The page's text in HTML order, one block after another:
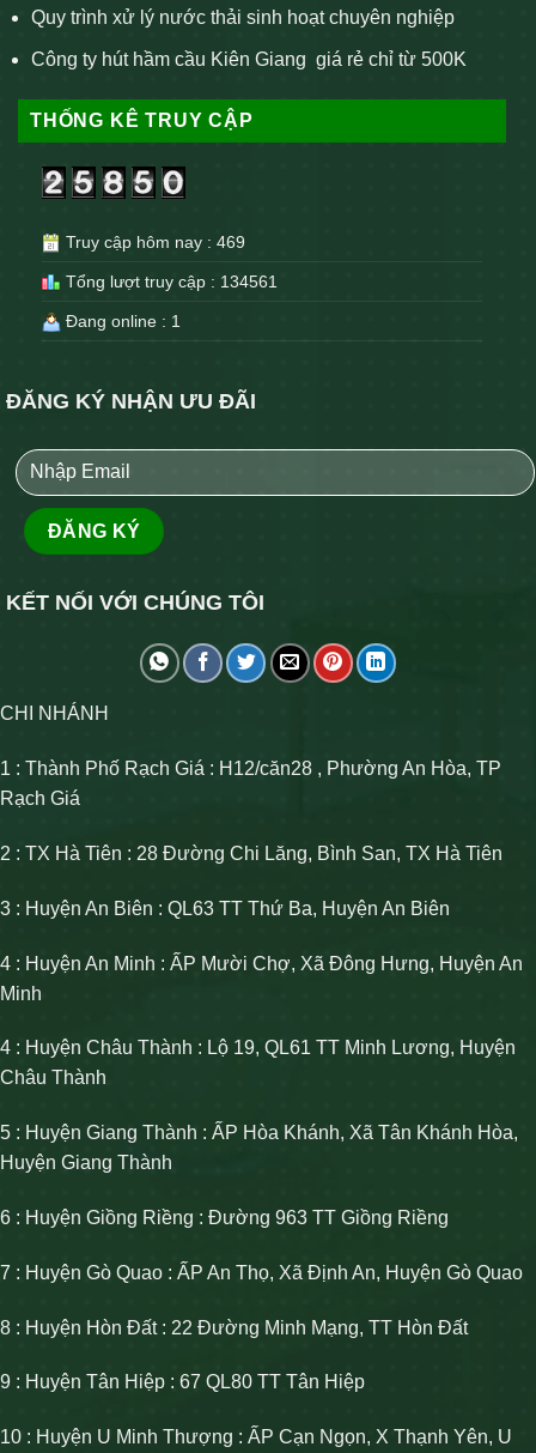
Quy trình xử lý nước thải sinh hoạt chuyên nghiệp
Công ty hút hầm cầu Kiên Giang giá rẻ chỉ từ 500K
THỐNG KÊ TRUY CẬP
Truy cập hôm nay : 469
Tổng lượt truy cập : 134561
Đang online : 1
ĐĂNG KÝ NHẬN ƯU ĐÃI
KẾT NỐI VỚI CHÚNG TÔI
CHI NHÁNH
1 : Thành Phố Rạch Giá : H12/căn28 , Phường An Hòa, TP
Rạch Giá
2 : TX Hà Tiên : 28 Đường Chi Lăng, Bình San, TX Hà Tiên
3 : Huyện An Biên : QL63 TT Thứ Ba, Huyện An Biên
4 : Huyện An Minh : ẤP Mười Chợ, Xã Đông Hưng, Huyện An
Minh
4 : Huyện Châu Thành : Lộ 19, QL61 TT Minh Lương, Huyện
Châu Thành
5 : Huyện Giang Thành : ẤP Hòa Khánh, Xã Tân Khánh Hòa,
Huyện Giang Thành
6 : Huyện Giồng Riềng : Đường 963 TT Giồng Riềng
7 : Huyện Gò Quao : ẤP An Thọ, Xã Định An, Huyện Gò Quao
8 : Huyện Hòn Đất : 22 Đường Minh Mạng, TT Hòn Đất
9 : Huyện Tân Hiệp : 67 QL80 TT Tân Hiệp
10 : Huyện U Minh Thượng : ẤP Cạn Ngọn, X Thạnh Yên, U